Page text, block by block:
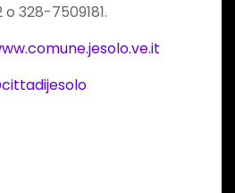
328-7509181.